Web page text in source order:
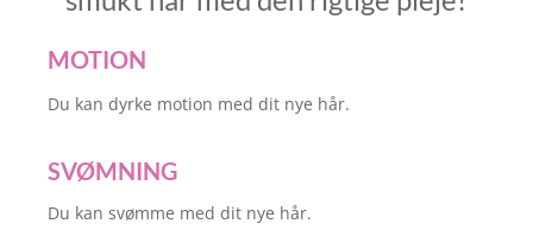
MOTION
Du kan dyrke motion med dit nye hår.
SVØMNING
Du kan svømme med dit nye hår.